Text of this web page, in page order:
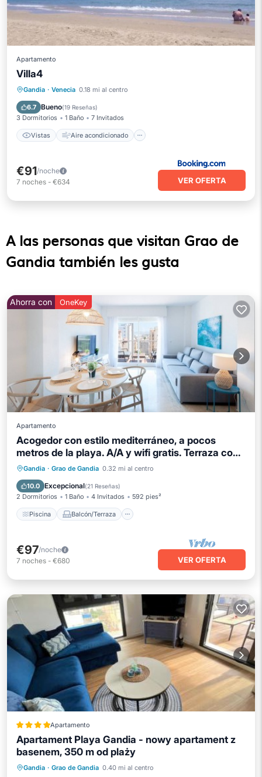
Apartamento
Villa4
Gandia · Venecia 0.18 mi al centro
6.7 Bueno(19 Reseñas)
3 Dormitorios 1 Baño 7 Invitados
Vistas Aire acondicionado
Vistas Aire acondicionado
Se admiten mascotas
€91/noche
7 noches - €634 VER OFERTA
A las personas que visitan Grao de
Gandia también les gusta
Ahorra con OneKey
Apartamento
Acogedor con estilo mediterráneo, a pocos
metros de la playa. A/A y wifi gratis. Terraza con
vistas al mar-ALQUILER SOLO FAMILIAS
Gandia · Grao de Gandia 0.32 mi al centro
10.0 Excepcional(21 Reseñas)
2 Dormitorios 1 Baño 4 Invitados 592 pies²
Piscina Balcón/Terraza
Piscina Balcón/Terraza
Aire acondicionado
€97/noche
7 noches - €680 VER OFERTA
Apartamento
Apartament Playa Gandia - nowy apartament z
basenem, 350 m od plaży
Gandia · Grao de Gandia 0.40 mi al centro
Aparcamiento
Piscina